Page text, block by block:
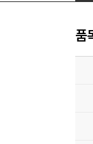
품